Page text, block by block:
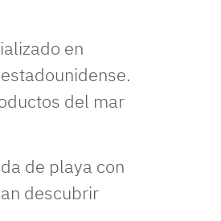
en
del mar
de playa con
descubrir